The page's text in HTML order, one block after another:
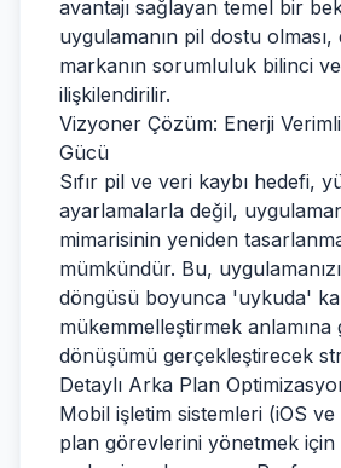
avantajı sağlayan temel bir
uygulamanın pil dostu
markanın sorumluluk bilinci
ilişkilendirilir.
Vizyoner Çözüm: Enerji
Gücü
Sıfır pil ve veri kaybı hedefi,
ayarlamalarla değil,
mimarisinin yeniden
mümkündür. Bu,
döngüsü boyunca 'uykuda'
mükemmelleştirmek anlamına
dönüşümü gerçekleştirecek
Detaylı Arka Plan
Mobil işletim sistemleri (iOS
plan görevlerini yönetmek için